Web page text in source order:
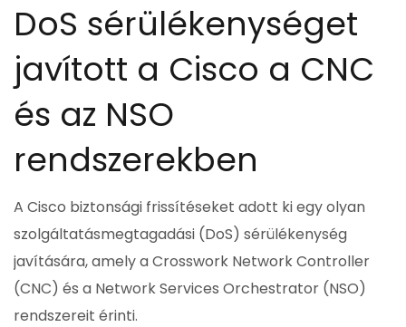
DoS sérülékenységet
javított a Cisco a CNC
és az NSO
rendszerekben
A Cisco biztonsági frissítéseket adott ki egy olyan
szolgáltatásmegtagadási (DoS) sérülékenység
javítására, amely a Crosswork Network Controller
(CNC) és a Network Services Orchestrator (NSO)
rendszereit érinti.